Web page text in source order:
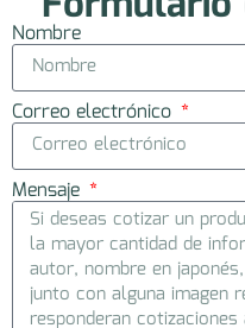
Nombre
Correo electrónico
Mensaje